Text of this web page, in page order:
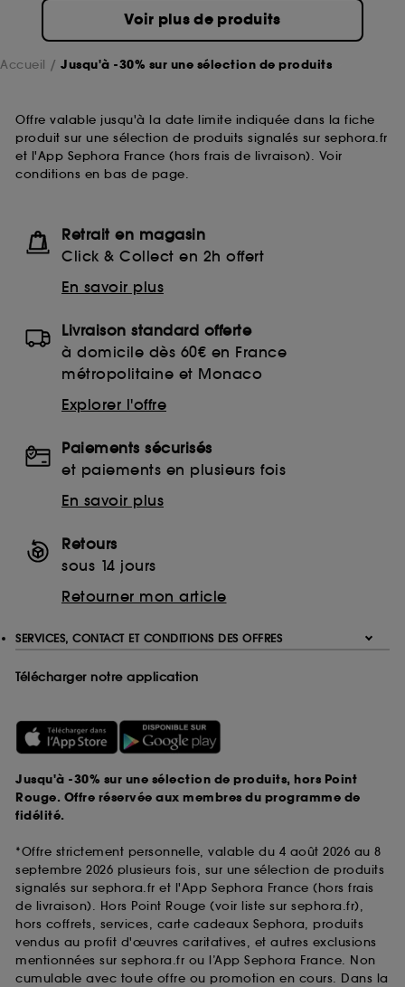
Voir plus de produits
Accueil Jusqu'à -30% sur une sélection de produits
Offre valable jusqu'à la date limite indiquée dans la fiche
produit sur une sélection de produits signalés sur sephora.fr
et l'App Sephora France (hors frais de livraison). Voir
conditions en bas de page.
Retrait en magasin
Click & Collect en 2h offert
En savoir plus
Livraison standard offerte
à domicile dès 60€ en France
métropolitaine et Monaco
Explorer l'offre
Paiements sécurisés
et paiements en plusieurs fois
En savoir plus
Retours
sous 14 jours
Retourner mon article
SERVICES, CONTACT ET CONDITIONS DES OFFRES
Télécharger notre application
Jusqu'à -30% sur une sélection de produits, hors Point
Rouge. Offre réservée aux membres du programme de
fidélité.
*Offre strictement personnelle, valable du 4 août 2026 au 8
septembre 2026 plusieurs fois, sur une sélection de produits
signalés sur sephora.fr et l'App Sephora France (hors frais
de livraison). Hors Point Rouge (voir liste sur sephora.fr),
hors coffrets, services, carte cadeaux Sephora, produits
vendus au profit d'œuvres caritatives, et autres exclusions
mentionnées sur sephora.fr ou l’App Sephora France. Non
cumulable avec toute offre ou promotion en cours. Dans la